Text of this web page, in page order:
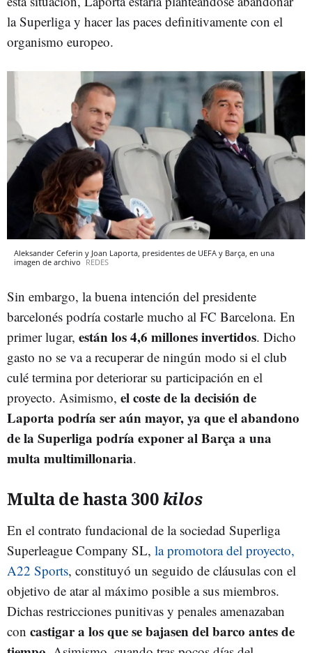
la Superliga y hacer las paces definitivamente con el
organismo europeo.
Aleksander Ceferin y Joan Laporta, presidentes de UEFA y Barça, en una
imagen de archivo REDES
Sin embargo, la buena intención del presidente
barcelonés podría costarle mucho al FC Barcelona. En
primer lugar, están los 4,6 millones invertidos. Dicho
gasto no se va a recuperar de ningún modo si el club
culé termina por deteriorar su participación en el
proyecto. Asimismo, el coste de la decisión de
Laporta podría ser aún mayor, ya que el abandono
de la Superliga podría exponer al Barça a una
multa multimillonaria.
Multa de hasta 300kilos
En el contrato fundacional de la sociedad Superliga
Superleague Company SL, la promotora del proyecto,
A22 Sports, constituyó un seguido de cláusulas con el
objetivo de atar al máximo posible a sus miembros.
Dichas restricciones punitivas y penales amenazaban
con castigar a los que se bajasen del barco antes de